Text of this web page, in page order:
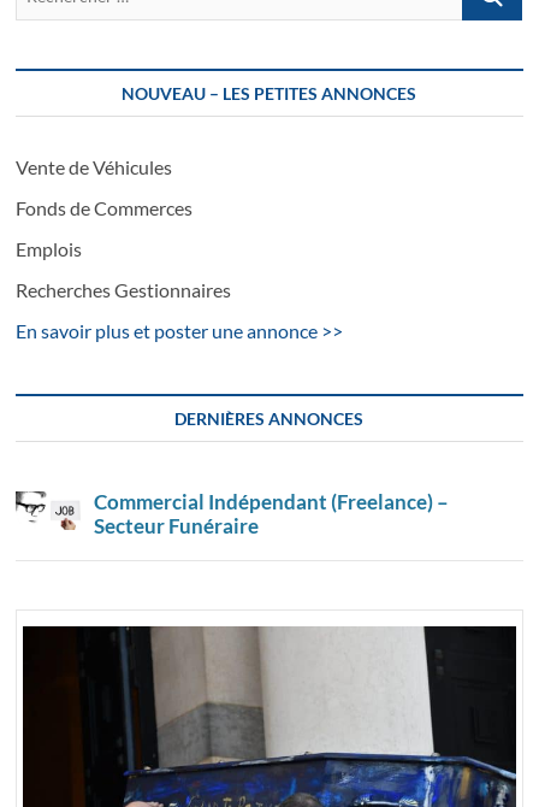
…
NOUVEAU – LES PETITES ANNONCES
Vente de Véhicules
Fonds de Commerces
Emplois
Recherches Gestionnaires
En savoir plus et poster une annonce >>
DERNIÈRES ANNONCES
Commercial Indépendant (Freelance) –
Secteur Funéraire